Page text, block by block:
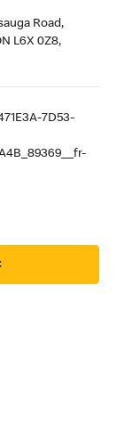
Road,
L6X 0Z8,
7D53-